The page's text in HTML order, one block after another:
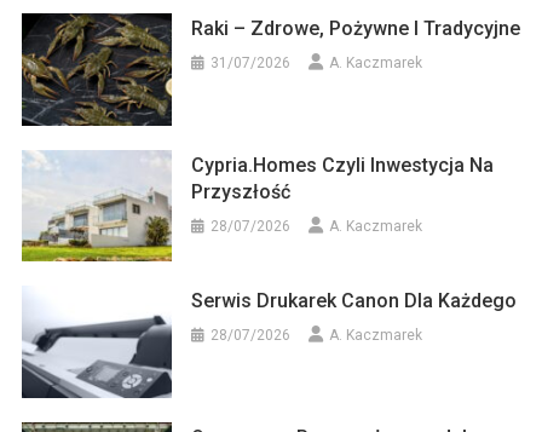
Raki – Zdrowe, Pożywne I Tradycyjne
31/07/2026 A. Kaczmarek
Cypria.homes Czyli Inwestycja Na
Przyszłość
28/07/2026 A. Kaczmarek
Serwis Drukarek Canon Dla Każdego
28/07/2026 A. Kaczmarek